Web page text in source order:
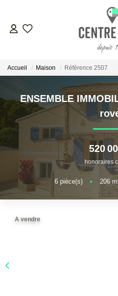
NOS BIENS
NOS
Accueil Maison Référence 2507
ENSEMBLE
520
honoraires
6pièce(s) • 206
A vendre